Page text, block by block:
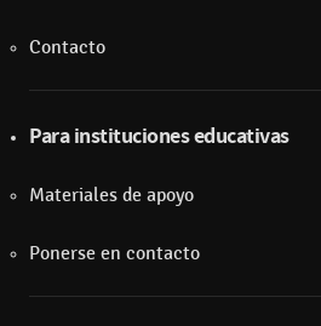
Contacto
Para instituciones educativas
Materiales de apoyo
Ponerse en contacto